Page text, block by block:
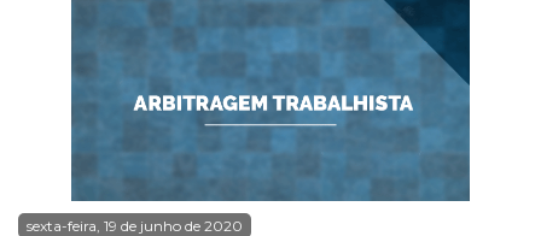
sexta-feira, 19 de junho de 2020